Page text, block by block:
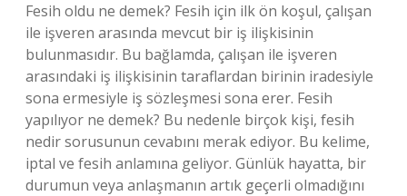
Fesih oldu ne demek? Fesih için ilk ön koşul, çalışan
ile işveren arasında mevcut bir iş ilişkisinin
bulunmasıdır. Bu bağlamda, çalışan ile işveren
arasındaki iş ilişkisinin taraflardan birinin iradesiyle
sona ermesiyle iş sözleşmesi sona erer. Fesih
yapılıyor ne demek? Bu nedenle birçok kişi, fesih
nedir sorusunun cevabını merak ediyor. Bu kelime,
iptal ve fesih anlamına geliyor. Günlük hayatta, bir
durumun veya anlaşmanın artık geçerli olmadığını